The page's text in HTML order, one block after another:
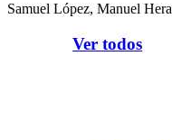
Samuel López, Manuel
Ver todos